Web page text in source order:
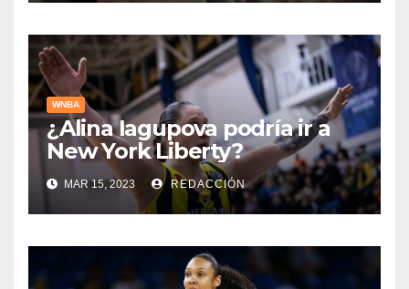
WNBA
¿Alina Iagupova podría ir a
New York Liberty?
MAR 15, 2023 REDACCIÓN